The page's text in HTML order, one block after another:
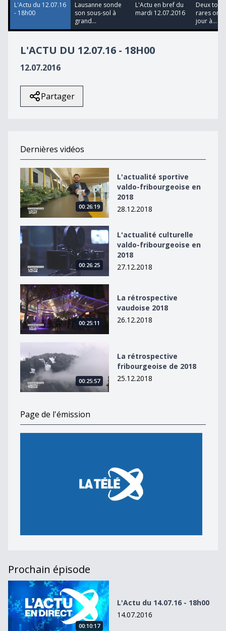
L'Actu du 12.07.16
- 18h00
Lausanne sonde
son sous-sol à
grand...
L'Actu en bref du
mardi 12.07.2016
Deux
rares ont
jour à...
L'ACTU DU 12.07.16 - 18H00
12.07.2016
Partager
Dernières vidéos
L&#039;actualité sportive valdo-fribourgeoise en 2018
00:26:19
L'actualité sportive
valdo-fribourgeoise en
2018
28.12.2018
L&#039;actualité culturelle valdo-fribourgeoise en
00:26:25
L'actualité culturelle
valdo-fribourgeoise en
2018
27.12.2018
La rétrospective vaudoise 2018
00:25:11
La rétrospective
vaudoise 2018
26.12.2018
00:25:57
La rétrospective
fribourgeoise de 2018
25.12.2018
Page de l'émission
Prochain épisode
L&#039;Actu du 14.07.16 - 18h00
00:10:17
L'Actu du 14.07.16 - 18h00
14.07.2016